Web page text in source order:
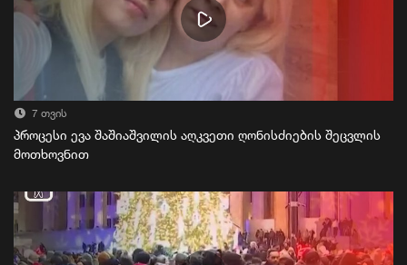
7 თვის
პროცესი ევა შაშიაშვილის აღკვეთი ღონისძიების შეცვლის
მოთხოვნით